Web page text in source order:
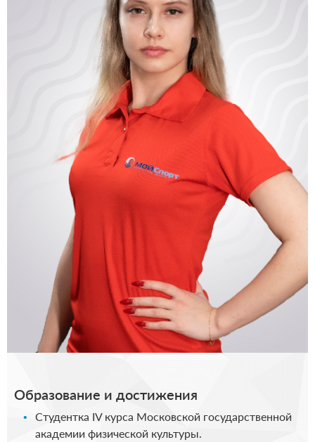
Образование и достижения
Студентка IV курса Московской государственной
академии физической культуры.